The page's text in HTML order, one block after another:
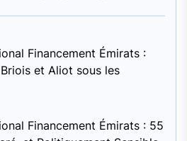
Financement Émirats :
et Aliot sous les
Financement Émirats : 55